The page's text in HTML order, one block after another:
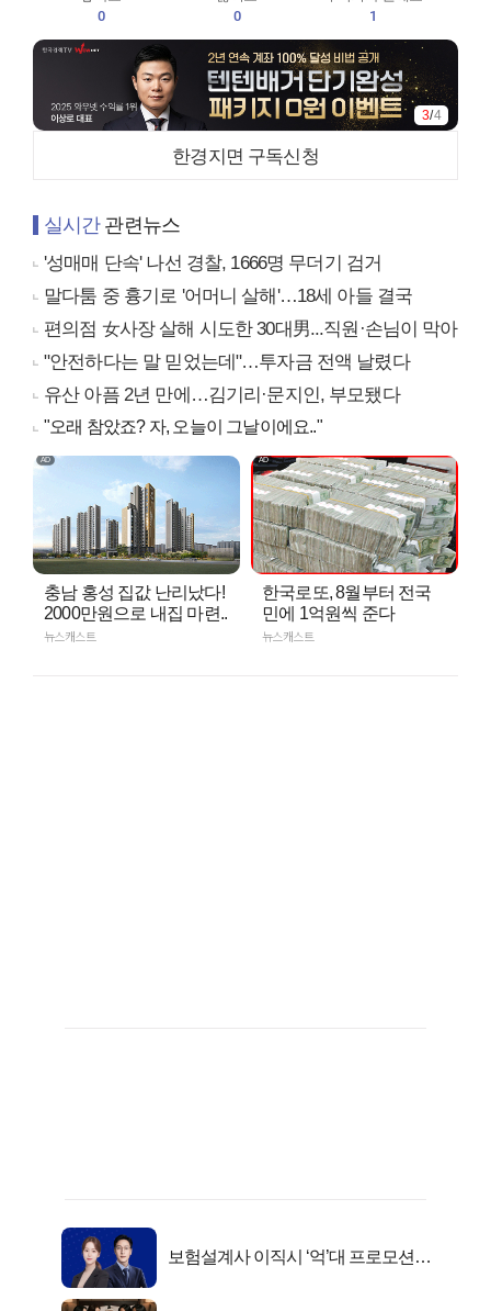
0
0
1
3/4
한경지면 구독신청
실시간관련뉴스
'성매매 단속' 나선 경찰, 1666명 무더기 검거
말다툼 중 흉기로 '어머니 살해'…18세 아들 결국
편의점 女사장 살해 시도한 30대男...직원·손님이 막아
"안전하다는 말 믿었는데"…투자금 전액 날렸다
유산 아픔 2년 만에…김기리·문지인, 부모됐다
"오래 참았죠? 자, 오늘이 그날이에요.."
충남 홍성 집값 난리났다!
2000만원으로 내집 마련..
뉴스캐스트
한국로또, 8월부터 전국
민에 1억원씩 준다
뉴스캐스트
보험설계사 이직시 ‘억’대 프로모션!